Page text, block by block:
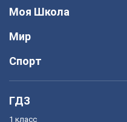
Моя Школа
Мир
Спорт
ГДЗ
1 класс